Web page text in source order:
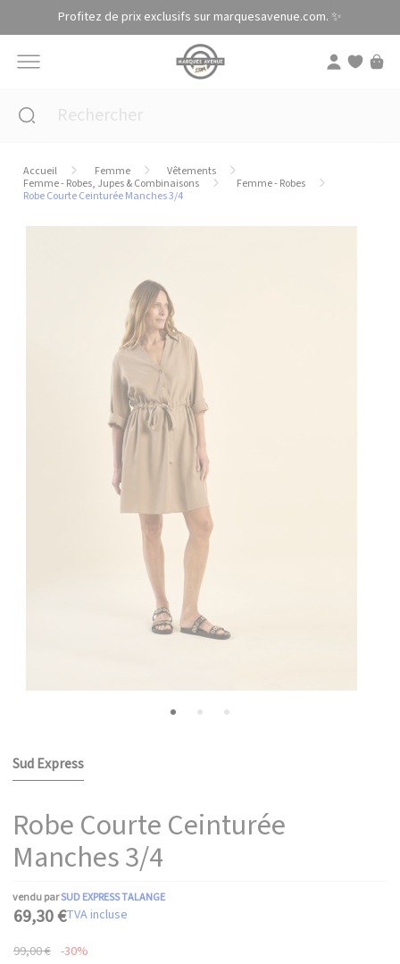
Profitez de prix exclusifs sur marquesavenue.com. ✨
Accueil Femme
Vêtements
Femme - Robes, Jupes & Combinaisons
Femme - Robes
Robe Courte Ceinturée Manches 3/4
Sud Express
Robe Courte Ceinturée
Manches 3/4
vendu parSUD EXPRESS TALANGE
69,30 €TVA incluse
99,00 € -30%
Panneau de gestion des cookies